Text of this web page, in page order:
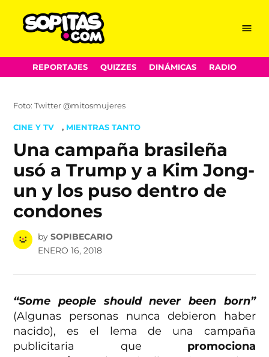
Skip
to
Menu
REPORTAJES QUIZZES DINÁMICAS RADIO
Foto: Twitter @mitosmujeres
POSTED
CINE Y TV , MIENTRAS TANTO
Una campaña brasileña
usó a Trump y a Kim Jong-
un y los puso dentro de
condones
by SOPIBECARIO
ENERO 16, 2018
“Some people should never been born”
(Algunas personas nunca debieron haber
nacido), es el lema de una campaña
publicitaria que promociona